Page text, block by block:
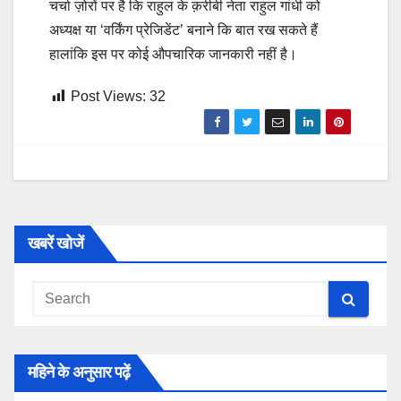
चर्चा ज़ोरों पर है कि राहुल के क़रीबी नेता राहुल गांधी को
अध्यक्ष या ‘वर्किंग प्रेजिडेंट’ बनाने कि बात रख सकते हैं
हालांकि इस पर कोई औपचारिक जानकारी नहीं है।
Post Views: 32
खबरें खोजें
महिने के अनुसार पढ़ें